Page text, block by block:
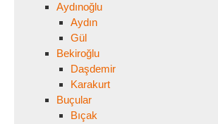
Aydınoğlu
Aydın
Gül
Bekiroğlu
Daşdemir
Karakurt
Buçular
Bıçak